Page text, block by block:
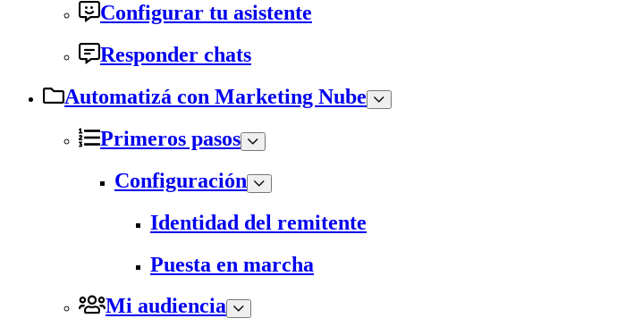
Configurar tu asistente
Responder chats
Automatizá con Marketing Nube
Primeros pasos
Configuración
Identidad del remitente
Puesta en marcha
Mi audiencia